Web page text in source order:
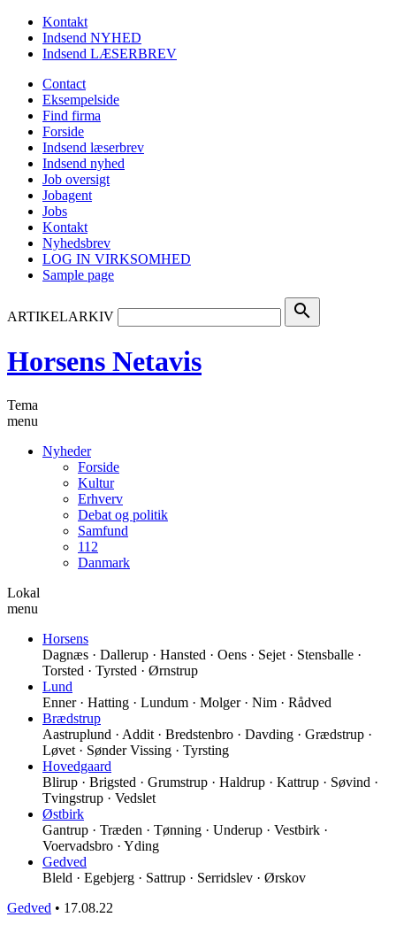
Kontakt
Indsend NYHED
Indsend LÆSERBREV
Contact
Eksempelside
Find firma
Forside
Indsend læserbrev
Indsend nyhed
Job oversigt
Jobagent
Jobs
Kontakt
Nyhedsbrev
LOG IN VIRKSOMHED
Sample page
ARTIKELARKIV search
Horsens Netavis
Tema
menu
Nyheder
Forside
Kultur
Erhverv
Debat og politik
Samfund
112
Danmark
Lokal
menu
Horsens
Dagnæs · Dallerup · Hansted · Oens · Sejet · Stensballe ·
Torsted · Tyrsted · Ørnstrup
Lund
Enner · Hatting · Lundum · Molger · Nim · Rådved
Brædstrup
Aastruplund · Addit · Bredstenbro · Davding · Grædstrup ·
Løvet · Sønder Vissing · Tyrsting
Hovedgaard
Blirup · Brigsted · Grumstrup · Haldrup · Kattrup · Søvind ·
Tvingstrup · Vedslet
Østbirk
Gantrup · Træden · Tønning · Underup · Vestbirk ·
Voervadsbro · Yding
Gedved
Bleld · Egebjerg · Sattrup · Serridslev · Ørskov
Gedved • 17.08.22